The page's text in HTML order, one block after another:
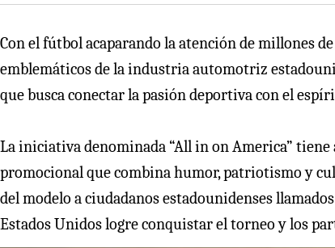
Con el fútbol acaparando la atención de millones
emblemáticos de la industria automotriz
que busca conectar la pasión deportiva con el
La iniciativa denominada “All in on America” tiene
promocional que combina humor, patriotismo y
del modelo a ciudadanos estadounidenses
Estados Unidos logre conquistar el torneo y los